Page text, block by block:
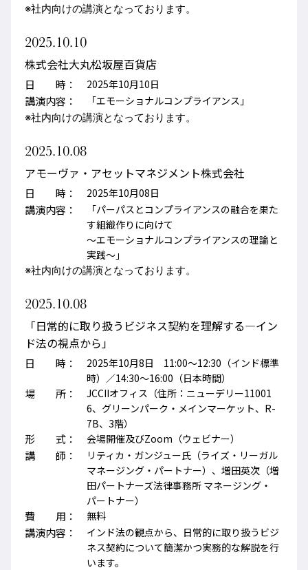
※社内向けの講演となっております。
2025.10.10
株式会社大丸松坂屋百貨店
日 時： 2025年10月10日
講演内容： 「エモーショナルコンプライアンス」
※社内向けの講演となっております。
2025.10.08
アモーヴァ・アセットマネジメント株式会社
日 時： 2025年10月08日
講演内容：
「パーパスとコンプライアンスの融合を果た
す組織作りに向けて
～エモーショナルコンプライアンスの理論と
実践～」
※社内向けの講演となっております。
2025.10.08
「日常的に取り扱うビジネス契約を理解する―イン
ド法の視点から」
日 時：
2025年10月8日 11:00～12:30（インド標準
時）／14:30～16:00（日本時間）
場 所：
JCCIIオフィス（住所：ニューデリー11001
6、グリーンパーク・メインマーケット、R-
7B、3階）
形 式： 会場開催及びZoom（ウェビナー）
講 師：
リティカ・ガンジュー氏（ライズ・リーガル
マネージング・パートナー）、増田英次（増
田パートナーズ法律事務所 マネージング・
パートナー）
費 用： 無料
講演内容：
インド法の観点から、日常的に取り扱うビジ
ネス契約について簡潔かつ実務的な解説を行
います。